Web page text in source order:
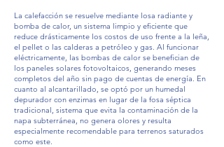
La calefacción se resuelve mediante losa radiante y
bomba de calor, un sistema limpio y eficiente que
reduce drásticamente los costos de uso frente a la leña,
el pellet o las calderas a petróleo y gas. Al funcionar
eléctricamente, las bombas de calor se benefician de
los paneles solares fotovoltaicos, generando meses
completos del año sin pago de cuentas de energía. En
cuanto al alcantarillado, se optó por un humedal
depurador con enzimas en lugar de la fosa séptica
tradicional, sistema que evita la contaminación de la
napa subterránea, no genera olores y resulta
especialmente recomendable para terrenos saturados
como este.